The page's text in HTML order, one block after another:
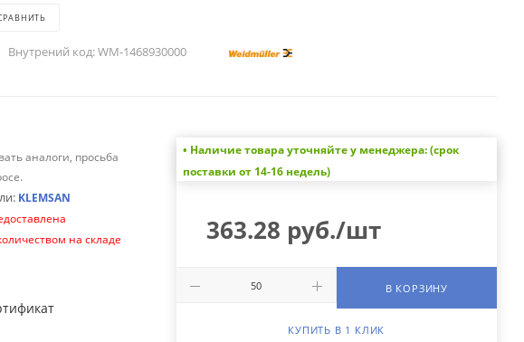
Внутрений код:WM-1468930000
аналоги, просьба
KLEMSAN
на складе
• Наличие товара уточняйте у менеджера: (срок
поставки от 14-16 недель)
363.28 руб./шт
В КОРЗИНУ
КУПИТЬ В 1 КЛИК